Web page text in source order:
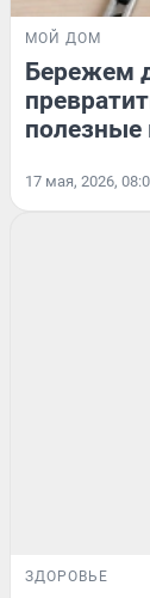
МОЙ ДОМ
Бережем
17 мая, 2026,
ЗДОРОВЬЕ